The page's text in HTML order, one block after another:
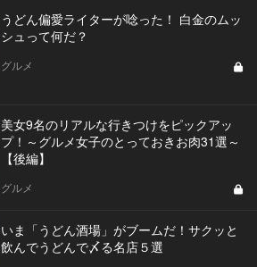
うどん偏愛ライターが唸った！ 白金のムッ
シュって何だ？
グルメ
美女9名のリアルな行きつけをピックアッ
プ！～グルメ女子のとっておきお肉31選～
【後編】
グルメ
いま「うどん酒場」がブームだ！サクッと
飲んでうどんで〆る名店５選